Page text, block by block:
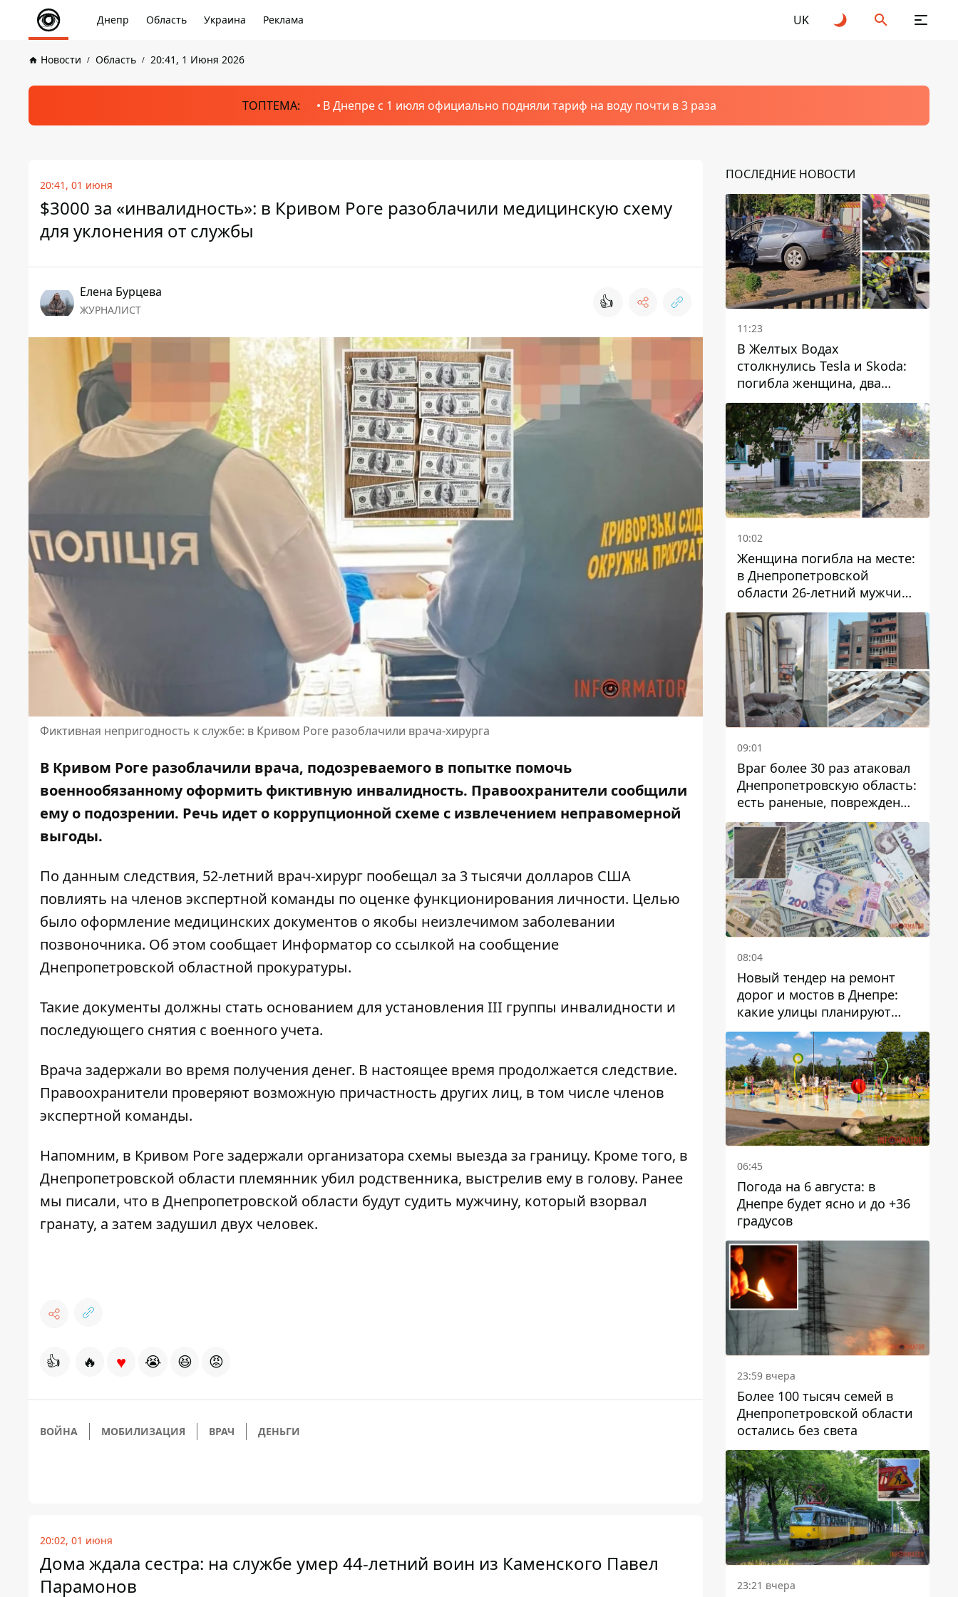
Днепр Область Украина Реклама UK
Новости Область 20:41, 1 Июня 2026
ТОПТЕМА: В Днепре с 1 июля официально подняли тариф на воду почти в 3 раза
20:41, 01 июня
$3000 за «инвалидность»: в Кривом Роге разоблачили медицинскую схему
для уклонения от службы
Елена Бурцева
ЖУРНАЛИСТ 👍
Фиктивная непригодность к службе: в Кривом Роге разоблачили врача-хирурга
В Кривом Роге разоблачили врача, подозреваемого в попытке помочь
военнообязанному оформить фиктивную инвалидность. Правоохранители сообщили
ему о подозрении. Речь идет о коррупционной схеме с извлечением неправомерной
выгоды.
По данным следствия, 52-летний врач-хирург пообещал за 3 тысячи долларов США
повлиять на членов экспертной команды по оценке функционирования личности. Целью
было оформление медицинских документов о якобы неизлечимом заболевании
позвоночника. Об этом сообщает Информатор со ссылкой на сообщение
Днепропетровской областной прокуратуры.
Такие документы должны стать основанием для установления III группы инвалидности и
последующего снятия с военного учета.
Врача задержали во время получения денег. В настоящее время продолжается следствие.
Правоохранители проверяют возможную причастность других лиц, в том числе членов
экспертной команды.
Напомним, в Кривом Рогезадержали организатора схемы выезда за границу. Кроме того, в
Днепропетровской области племянник убил родственника, выстрелив ему в голову. Ранее
мы писали, что в Днепропетровской области будут судить мужчину, который взорвал
гранату, а затем задушил двух человек.
👍 🔥 ♥ 😭 😆 😡
ВОЙНА МОБИЛИЗАЦИЯ ВРАЧ ДЕНЬГИ
20:02, 01 июня
Дома ждала сестра: на службе умер 44-летний воин из Каменского Павел
Парамонов
ПОСЛЕДНИЕ НОВОСТИ
11:23
В Желтых Водах
столкнулись Tesla и Skoda:
погибла женщина, два
человека пострадали
10:02
Женщина погибла на месте:
в Днепропетровской
области 26-летний мужчина
избил трех человек
металлическим предметом
09:01
Враг более 30 раз атаковал
Днепропетровскую область:
есть раненые, повреждены
лицей, дома и предприятия
08:04
Новый тендер на ремонт
дорог и мостов в Днепре:
какие улицы планируют
обновить и сколько
десятков миллионов гривен
на это хотят потратить
06:45
Погода на 6 августа: в
Днепре будет ясно и до +36
градусов
23:59 вчера
Более 100 тысяч семей в
Днепропетровской области
остались без света
23:21 вчера